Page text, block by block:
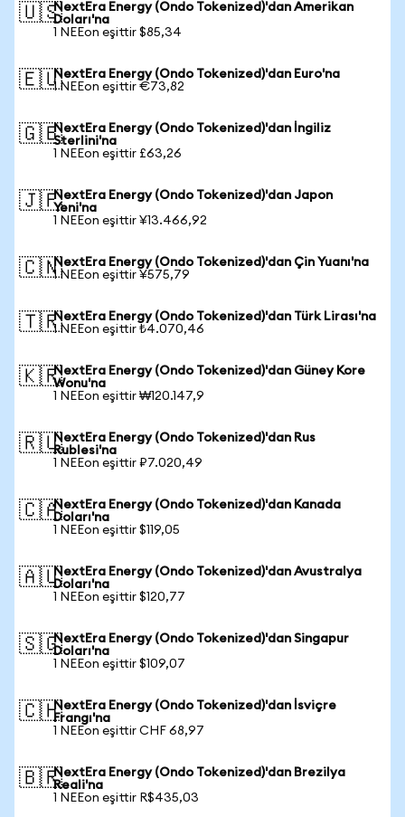
🇺🇸NextEra Energy (Ondo Tokenized)'dan Amerikan
Doları'na
1 NEEon eşittir $85,34
🇪🇺NextEra Energy (Ondo Tokenized)'dan Euro'na
1 NEEon eşittir €73,82
🇬🇧NextEra Energy (Ondo Tokenized)'dan İngiliz
Sterlini'na
1 NEEon eşittir £63,26
🇯🇵NextEra Energy (Ondo Tokenized)'dan Japon
Yeni'na
1 NEEon eşittir ¥13.466,92
🇨🇳NextEra Energy (Ondo Tokenized)'dan Çin Yuanı'na
1 NEEon eşittir ¥575,79
🇹🇷NextEra Energy (Ondo Tokenized)'dan Türk Lirası'na
1 NEEon eşittir ₺4.070,46
🇰🇷NextEra Energy (Ondo Tokenized)'dan Güney Kore
Wonu'na
1 NEEon eşittir ₩120.147,9
🇷🇺NextEra Energy (Ondo Tokenized)'dan Rus
Rublesi'na
1 NEEon eşittir ₽7.020,49
🇨🇦NextEra Energy (Ondo Tokenized)'dan Kanada
Doları'na
1 NEEon eşittir $119,05
🇦🇺NextEra Energy (Ondo Tokenized)'dan Avustralya
Doları'na
1 NEEon eşittir $120,77
🇸🇬NextEra Energy (Ondo Tokenized)'dan Singapur
Doları'na
1 NEEon eşittir $109,07
🇨🇭NextEra Energy (Ondo Tokenized)'dan İsviçre
Frangı'na
1 NEEon eşittir CHF 68,97
🇧🇷NextEra Energy (Ondo Tokenized)'dan Brezilya
Reali'na
1 NEEon eşittir R$435,03